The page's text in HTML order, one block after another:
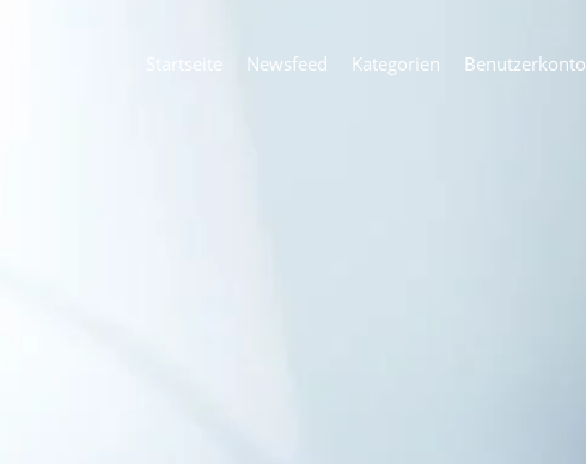
Startseite Newsfeed Kategorien Benutzerkonto